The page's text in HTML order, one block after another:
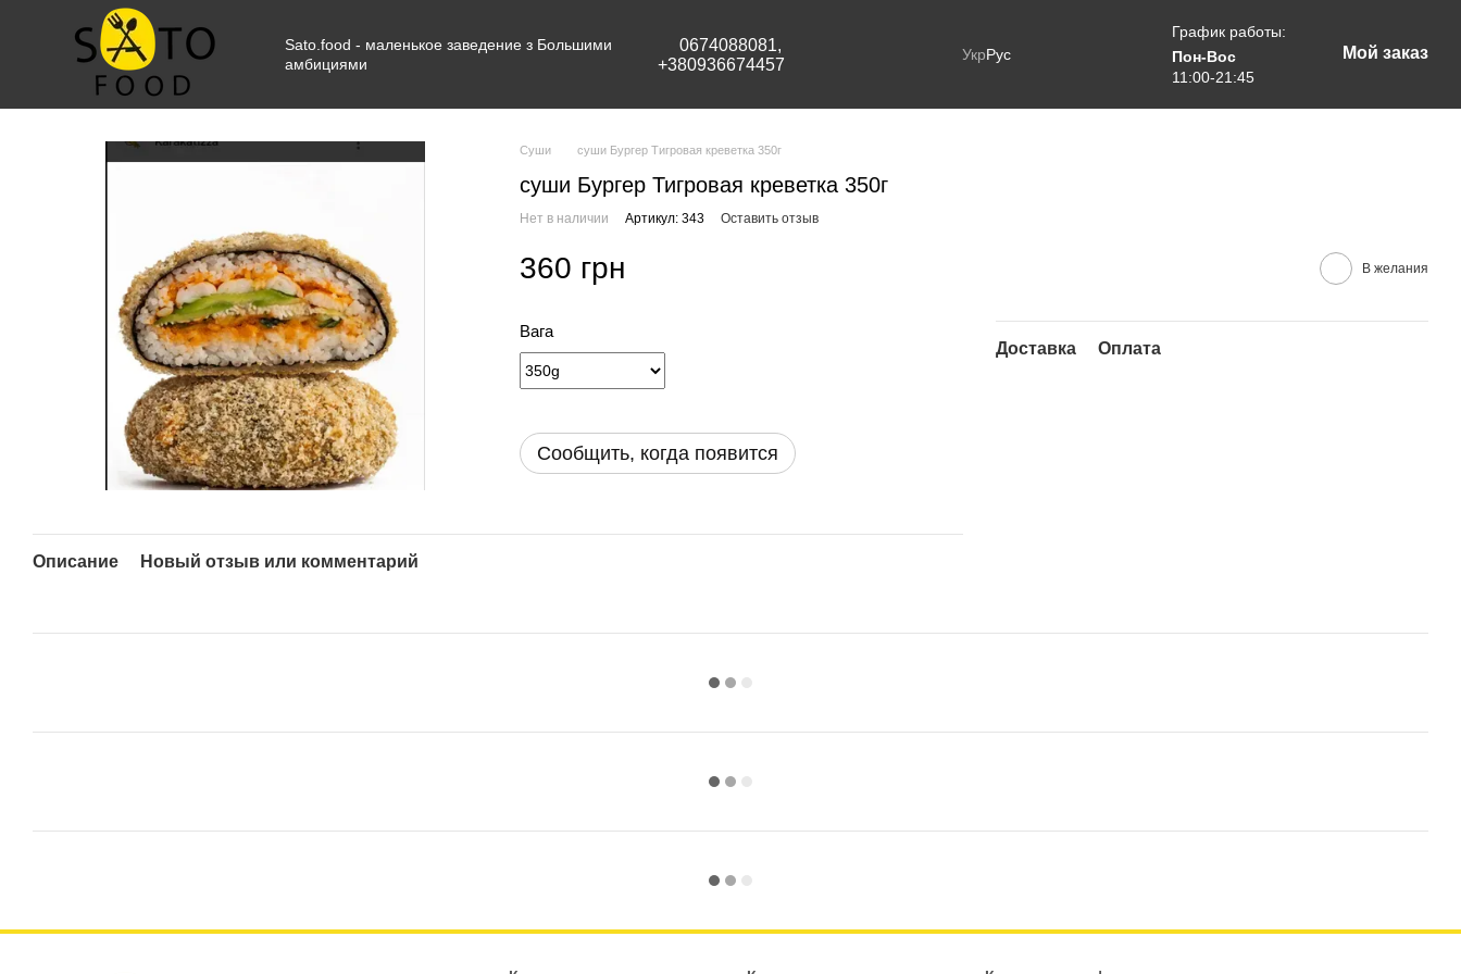
Перейти к основному контенту
Sato.food - маленькое заведение з Большими
амбициями
0674088081,
+380936674457
УкрРус
График работы:
Пон-Вос
11:00-21:45
Мой заказ
Суши суши Бургер Тигровая креветка 350г
суши Бургер Тигровая креветка 350г
Нет в наличии Артикул: 343 Оставить отзыв
360 грн В желания
Вага
Сообщить, когда появится
Доставка Оплата
Описание Новый отзыв или комментарий